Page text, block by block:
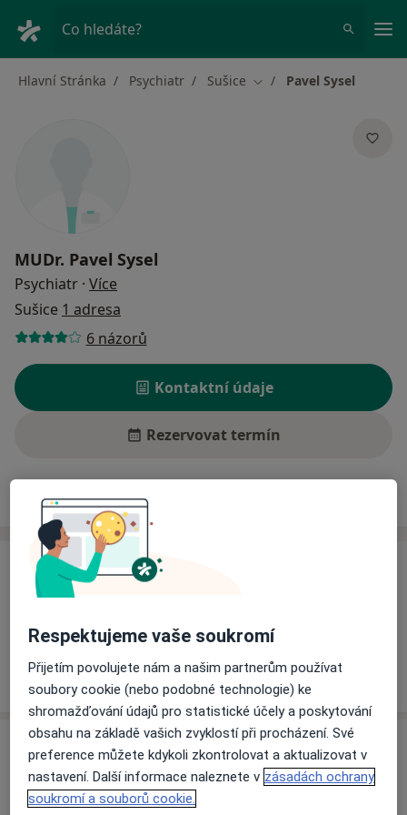
Co hledáte?
Hlavní Stránka Psychiatr Sušice Změna města
Pavel Sysel
MUDr. Pavel Sysel
Psychiatr · Více
Sušice 1 adresa
6 názorů
Kontaktní údaje
Rezervovat termín
Ceník Adresy
Ceník
Tento specialista ještě nepřidával žádné informace o
Adresa
Psychiatrická ambulance
nábřeží J. Seitze 131/III,
Respektujeme vaše soukromí
Přijetím povolujete nám a našim partnerům používat
soubory cookie (nebo podobné technologie) ke
shromažďování údajů pro statistické účely a poskytování
obsahu na základě vašich zvyklostí při procházení. Své
preference můžete kdykoli zkontrolovat a aktualizovat v
nastavení. Další informace naleznete v zásadách ochrany
soukromí a souborů cookie.